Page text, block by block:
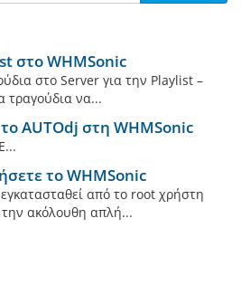
στο WHMSonic
στο Server για την Playlist –
τραγούδια να...
AUTOdj στη WHMSonic
το WHMSonic
από το root χρήστη
ακόλουθη απλή...